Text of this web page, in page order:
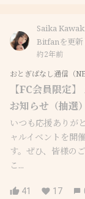
Saika
Bitfanを更新
約2年前
おとぎばなし通信（
【FC会員限定
お知らせ（抽選）
いつも応援ありが
ャルイベントを開
す。ぜひ、皆様の
こ...
41 17